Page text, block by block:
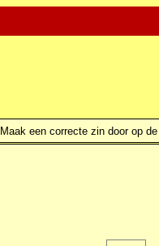
Maak een correcte zin door op